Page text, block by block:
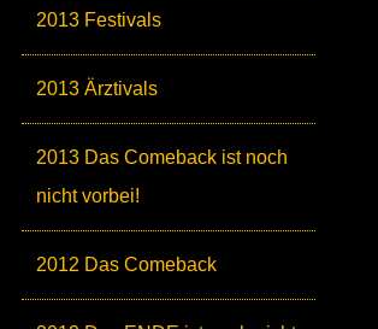
2013 Festivals
2013 Ärztivals
2013 Das Comeback ist noch
nicht vorbei!
2012 Das Comeback